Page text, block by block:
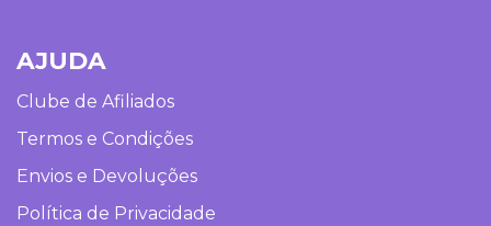
AJUDA
Clube de Afiliados
Termos e Condições
Envios e Devoluções
Política de Privacidade